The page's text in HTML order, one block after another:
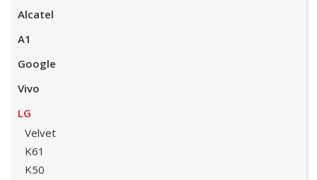
Alcatel
A1
Google
Vivo
LG
Velvet
K61
K50